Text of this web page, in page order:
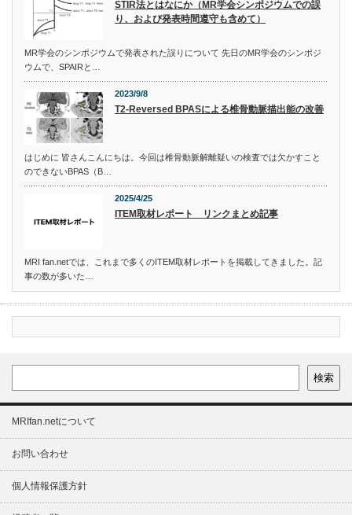
STIR法とはなにか（MR学会シンポジウムでの誤
り、および発表時間遵守も含めて）
MR学会のシンポジウムで発表された誤りについて 先日のMR学会のシンポジ
ウムで、SPAIRと…
2023/9/8
T2-Reversed BPASによる椎骨動脈描出能の改善
はじめに 皆さんこんにちは。今回は椎骨動脈解離疑いの検査では欠かすこと
のできないBPAS（B…
2025/4/25
ITEM取材レポート リンクまとめ記事
MRI fan.netでは、これまで多くのITEM取材レポートを掲載してきました。記
事の数が多いた…
検索
MRIfan.netについて
お問い合わせ
個人情報保護方針